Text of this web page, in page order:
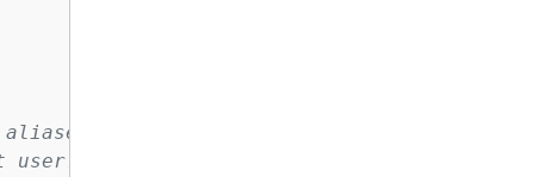
aliases that have been defined for
user. If you want to list